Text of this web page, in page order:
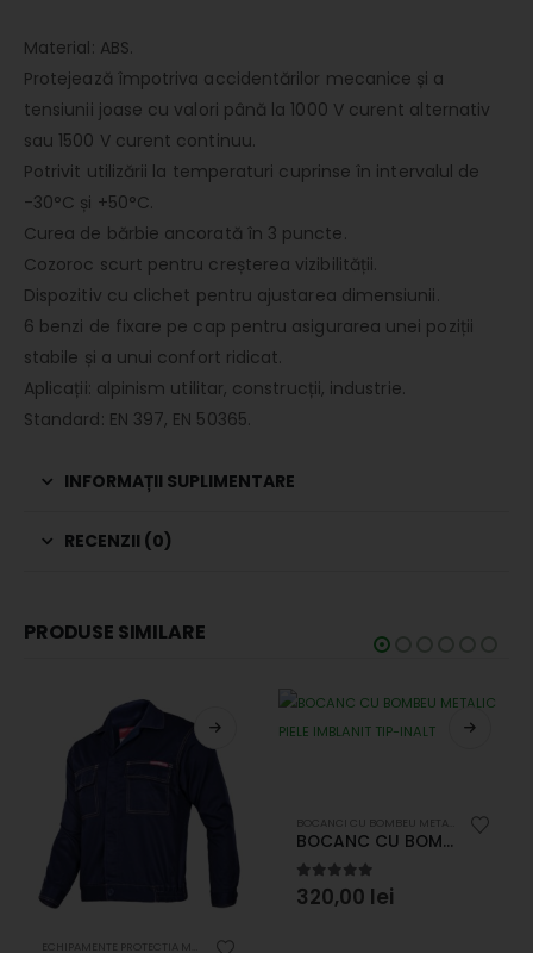
Material: ABS.
Protejează împotriva accidentărilor mecanice și a
tensiunii joase cu valori până la 1000 V curent alternativ
sau 1500 V curent continuu.
Potrivit utilizării la temperaturi cuprinse în intervalul de
-30°C și +50°C.
Curea de bărbie ancorată în 3 puncte.
Cozoroc scurt pentru creșterea vizibilității.
Dispozitiv cu clichet pentru ajustarea dimensiunii.
6 benzi de fixare pe cap pentru asigurarea unei poziții
stabile și a unui confort ridicat.
Aplicații: alpinism utilitar, construcții, industrie.
Standard: EN 397, EN 50365.
INFORMAȚII SUPLIMENTARE
RECENZII (0)
PRODUSE SIMILARE
, JACHETE / VESTE / POLARE
BOCANC CU BOMBEU METALIC PIELE IMBLANIT TIP-INALT
5.00 out of 5
320,00 lei